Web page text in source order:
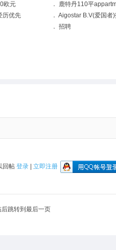
欧元 ．
鹿特丹110平
历优先 ． Aigostar B.V(爱国者
． 招聘
回帖 登录| 立即注册
后跳转到最后一页